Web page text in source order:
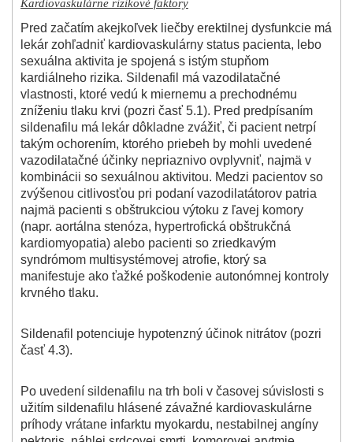
Kardiovaskulárne rizikové faktory
Pred začatím akejkoľvek liečby erektilnej dysfunkcie má
lekár zohľadniť kardiovaskulárny status pacienta, lebo
sexuálna aktivita je spojená s istým stupňom
kardiálneho rizika. Sildenafil má vazodilatačné
vlastnosti, ktoré vedú k miernemu a prechodnému
zníženiu tlaku krvi (pozri časť 5.1). Pred predpísaním
sildenafilu má lekár dôkladne zvážiť, či pacient netrpí
takým ochorením, ktorého priebeh by mohli uvedené
vazodilatačné účinky nepriaznivo ovplyvniť, najmä v
kombinácii so sexuálnou aktivitou. Medzi pacientov so
zvýšenou citlivosťou pri podaní vazodilatátorov patria
najmä pacienti s obštrukciou výtoku z ľavej komory
(napr. aortálna stenóza, hypertrofická obštrukčná
kardiomyopatia) alebo pacienti so zriedkavým
syndrómom multisystémovej atrofie, ktorý sa
manifestuje ako ťažké poškodenie autonómnej kontroly
krvného tlaku.
Sildenafil potenciuje hypotenzný účinok nitrátov (pozri
časť 4.3).
Po uvedení sildenafilu na trh boli v časovej súvislosti s
užitím sildenafilu hlásené závažné kardiovaskulárne
príhody vrátane infarktu myokardu, nestabilnej angíny